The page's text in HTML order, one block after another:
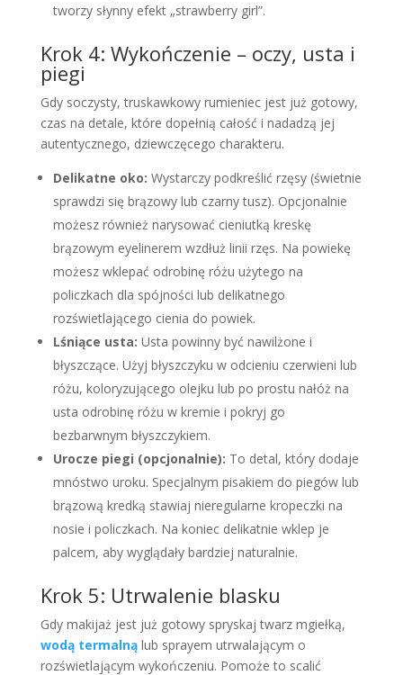
tworzy słynny efekt „strawberry girl”.
Krok 4: Wykończenie – oczy, usta i
piegi
Gdy soczysty, truskawkowy rumieniec jest już gotowy,
czas na detale, które dopełnią całość i nadadzą jej
autentycznego, dziewczęcego charakteru.
Delikatne oko: Wystarczy podkreślić rzęsy (świetnie
sprawdzi się brązowy lub czarny tusz). Opcjonalnie
możesz również narysować cieniutką kreskę
brązowym eyelinerem wzdłuż linii rzęs. Na powiekę
możesz wklepać odrobinę różu użytego na
policzkach dla spójności lub delikatnego
rozświetlającego cienia do powiek.
Lśniące usta: Usta powinny być nawilżone i
błyszczące. Użyj błyszczyku w odcieniu czerwieni lub
różu, koloryzującego olejku lub po prostu nałóż na
usta odrobinę różu w kremie i pokryj go
bezbarwnym błyszczykiem.
Urocze piegi (opcjonalnie): To detal, który dodaje
mnóstwo uroku. Specjalnym pisakiem do piegów lub
brązową kredką stawiaj nieregularne kropeczki na
nosie i policzkach. Na koniec delikatnie wklep je
palcem, aby wyglądały bardziej naturalnie.
Krok 5: Utrwalenie blasku
Gdy makijaż jest już gotowy spryskaj twarz mgiełką,
wodą termalnąlub sprayem utrwalającym o
rozświetlającym wykończeniu. Pomoże to scalić